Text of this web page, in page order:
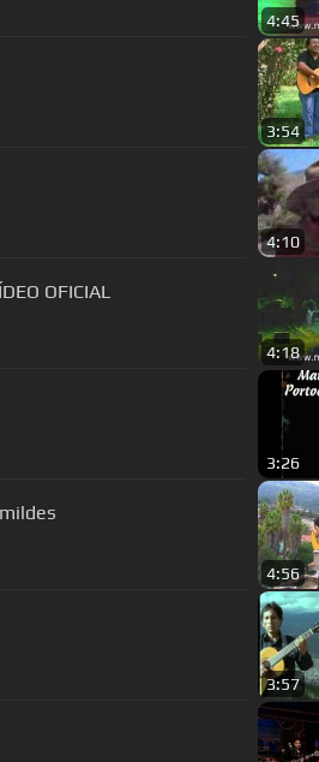
4:45
3:54
4:10
OFICIAL
4:18
3:26
4:56
3:57